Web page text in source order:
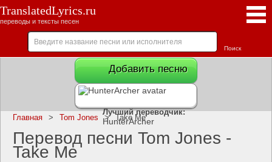
TranslatedLyrics.ru
переводы и тексты песен
Добавить песню
Лучший переводчик:
HunterArcher
Главная > Tom Jones > Take Me
Перевод песни Tom Jones -
Take Me